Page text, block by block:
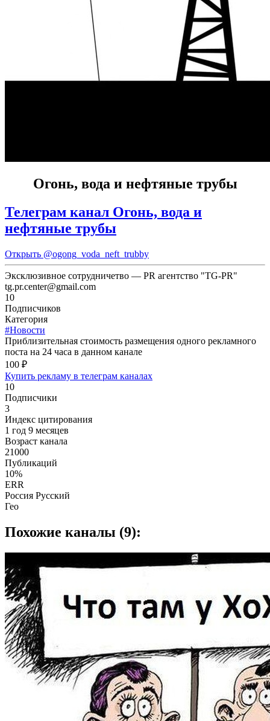
Огонь, вода и нефтяные трубы
Телеграм канал Огонь, вода и
нефтяные трубы
Открыть @ogong_voda_neft_trubby
Эксклюзивное сотрудничетво — PR агентство "TG-PR"
tg.pr.center@gmail.com
10
Подписчиков
Категория
#Новости
Приблизительная стоимость размещения одного рекламного
поста на 24 часа в данном канале
100 ₽
Купить рекламу в телеграм каналах
10
Подписчики
3
Индекс цитирования
1 год 9 месяцев
Возраст канала
21000
Публикаций
10%
ERR
Россия Русский
Гео
Похожие каналы (9):